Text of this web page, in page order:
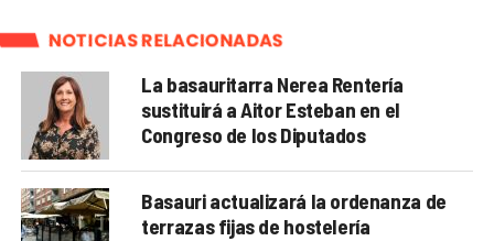
NOTICIAS RELACIONADAS
La basauritarra Nerea Rentería
sustituirá a Aitor Esteban en el
Congreso de los Diputados
Basauri actualizará la ordenanza de
terrazas fijas de hostelería